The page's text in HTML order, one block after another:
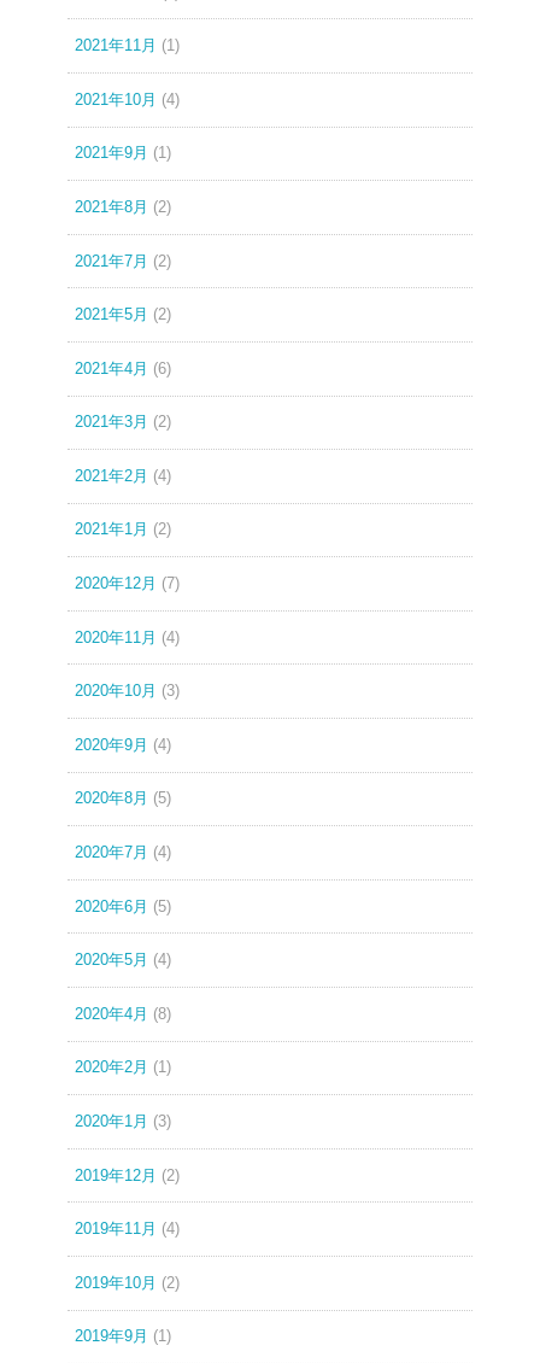
2021年11月 (1)
2021年10月 (4)
2021年9月 (1)
2021年8月 (2)
2021年7月 (2)
2021年5月 (2)
2021年4月 (6)
2021年3月 (2)
2021年2月 (4)
2021年1月 (2)
2020年12月 (7)
2020年11月 (4)
2020年10月 (3)
2020年9月 (4)
2020年8月 (5)
2020年7月 (4)
2020年6月 (5)
2020年5月 (4)
2020年4月 (8)
2020年2月 (1)
2020年1月 (3)
2019年12月 (2)
2019年11月 (4)
2019年10月 (2)
2019年9月 (1)